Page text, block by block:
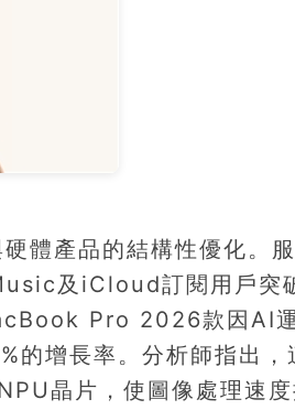
體產品的結構性優化。
及iCloud訂閱用戶突
Pro 2026款因AI
的增長率。分析師指出，
晶片，使圖像處理速